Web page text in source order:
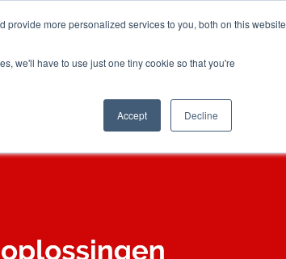
more personalized services to you, both on this website
we'll have to use just one tiny cookie so that you're
Accept Decline
Industry
s